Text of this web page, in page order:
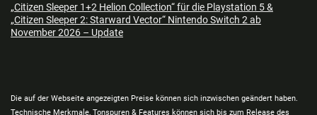
„Citizen Sleeper 1+2 Helion Collection“ für die Playstation 5 &
„Citizen Sleeper 2: Starward Vector“ Nintendo Switch 2 ab
November 2026 – Update
Die auf der Webseite angezeigten Preise können sich inzwischen geändert haben.
Technische Merkmale, Tonspuren & Features können sich bis zum Release des